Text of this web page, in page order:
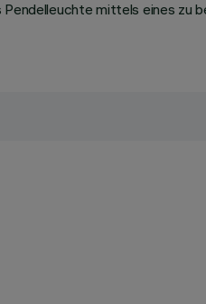
mittels eines zu